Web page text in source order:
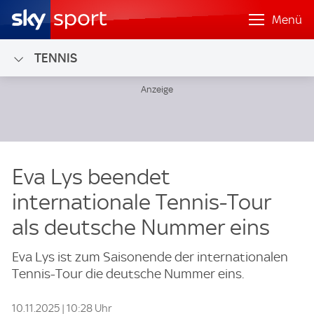
Menü
TENNIS
Eva Lys beendet
internationale Tennis-Tour
als deutsche Nummer eins
Eva Lys ist zum Saisonende der internationalen
Tennis-Tour die deutsche Nummer eins.
10.11.2025 | 10:28 Uhr